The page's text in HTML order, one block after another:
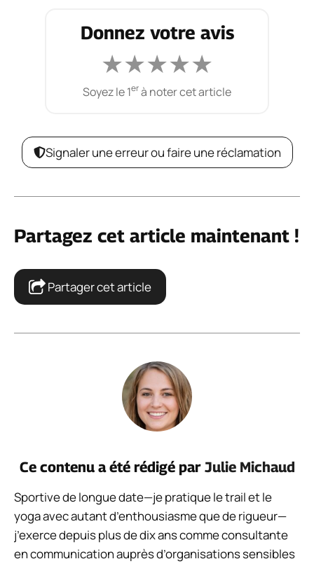
Donnez votre avis
★★★★★
Soyez le 1erà noter cet article
Signaler une erreur ou faire une réclamation
Partagez cet article maintenant !
Partager cet article
Ce contenu a été rédigé par Julie Michaud
Sportive de longue date—je pratique le trail et le
yoga avec autant d’enthousiasme que de rigueur—
j’exerce depuis plus de dix ans comme consultante
en communication auprès d’organisations sensibles